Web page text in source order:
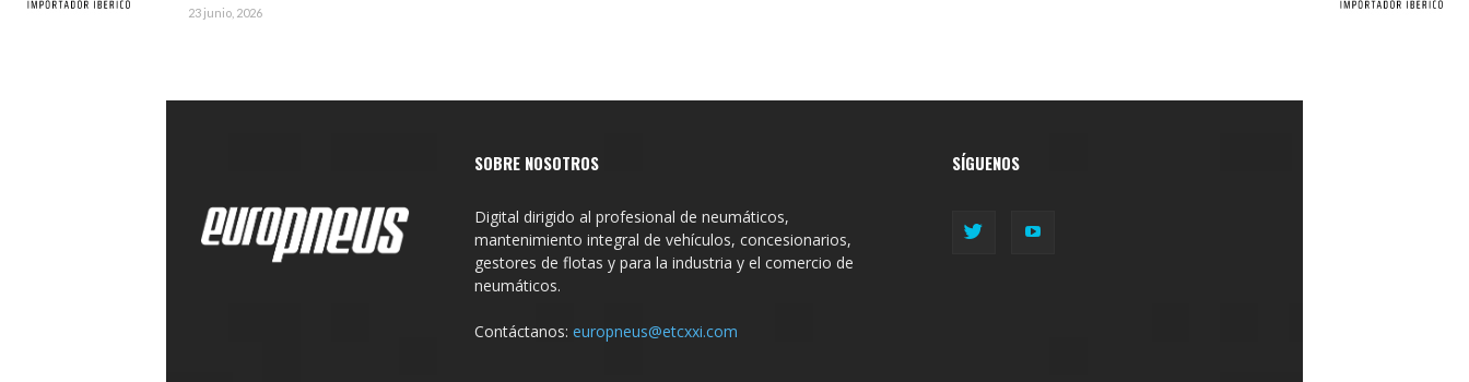
23 junio, 2026
SOBRE NOSOTROS
Digital dirigido al profesional de neumáticos,
mantenimiento integral de vehículos, concesionarios,
gestores de flotas y para la industria y el comercio de
neumáticos.
Contáctanos: europneus@etcxxi.com
SÍGUENOS